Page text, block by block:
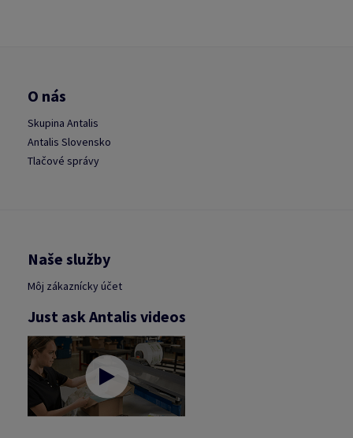
O nás
Skupina Antalis
Antalis Slovensko
Tlačové správy
Naše služby
Môj zákaznícky účet
Just ask Antalis videos